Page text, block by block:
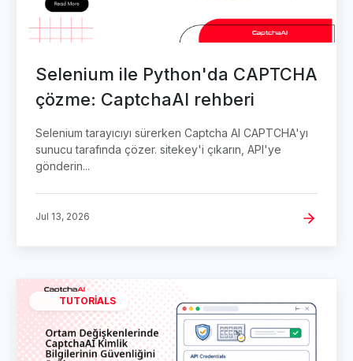
Selenium ile Python'da CAPTCHA
çözme: CaptchaAI rehberi
Selenium tarayıcıyı sürerken Captcha AI CAPTCHA'yı
sunucu tarafında çözer. sitekey'i çıkarın, API'ye
gönderin...
Jul 13, 2026
TUTORIALS